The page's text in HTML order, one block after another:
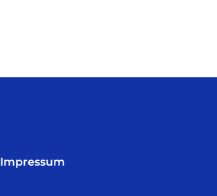
Impressum